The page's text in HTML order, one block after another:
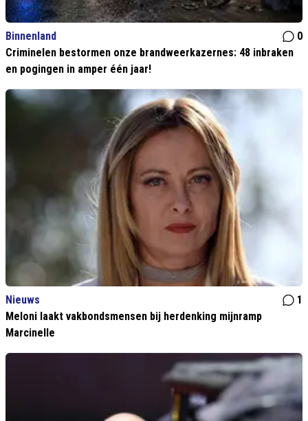
Binnenland
0
Criminelen bestormen onze brandweerkazernes: 48 inbraken
en pogingen in amper één jaar!
Nieuws
1
Meloni laakt vakbondsmensen bij herdenking mijnramp
Marcinelle